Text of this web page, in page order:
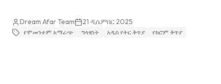
Dream Afar Team 21 ዲሴምበር 2025
የሞመንተም አማራጭ ግላዊነት አዲስ የትር ቅጥያ የክሮም ቅጥያ